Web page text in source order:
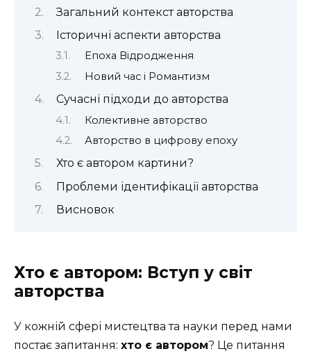
Загальний контекст авторства
Історичні аспекти авторства
Епоха Відродження
Новий час і Романтизм
Сучасні підходи до авторства
Колективне авторство
Авторство в цифрову епоху
Хто є автором картини?
Проблеми ідентифікації авторства
Висновок
Хто є автором: Вступ у світ
авторства
У кожній сфері мистецтва та науки перед нами
постає запитання: хто є автором? Це питання